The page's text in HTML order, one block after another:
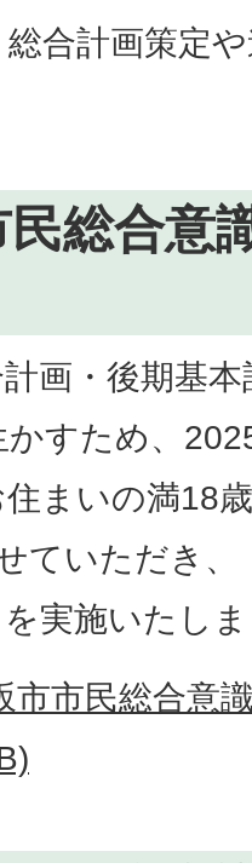
合計画策定
民総合意
画・後期基
すため、
住まいの満18
ていただき、
実施いたし
市市民総合意